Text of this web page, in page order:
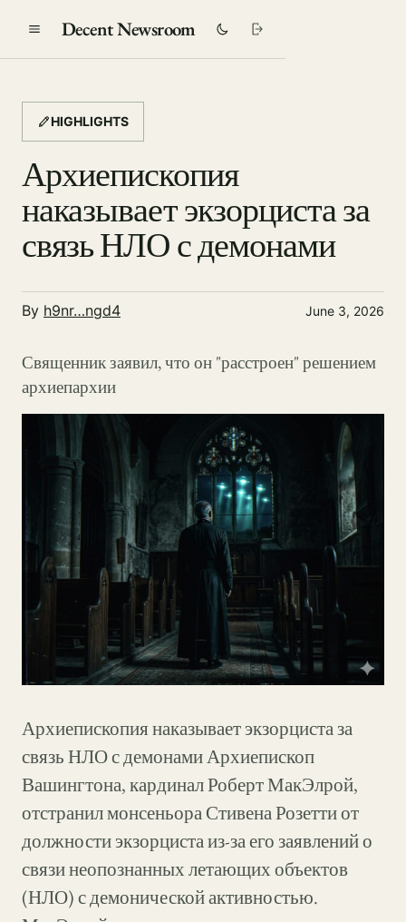
Decent Newsroom
HIGHLIGHTS
Архиепископия
наказывает экзорциста за
связь НЛО с демонами
By h9nr…ngd4 June 3, 2026
Священник заявил, что он "расстроен" решением
архиепархии
Архиепископия наказывает экзорциста за
связь НЛО с демонами Архиепископ
Вашингтона, кардинал Роберт МакЭлрой,
отстранил монсеньора Стивена Розетти от
должности экзорциста из-за его заявлений о
связи неопознанных летающих объектов
(НЛО) с демонической активностью.